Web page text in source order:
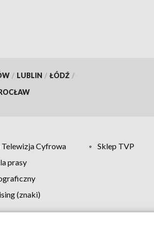
/ LUBLIN / ŁÓDŹ /
Telewizja Cyfrowa
Sklep TVP
prasy
(znaki)